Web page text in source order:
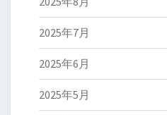
2025年7月
2025年6月
2025年5月